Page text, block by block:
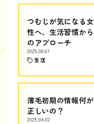
つむじが気になる女
性へ、生活習慣から
のアプローチ
2025.08.07
生活
薄毛初期の情報何が
正しいの？
2025.04.02